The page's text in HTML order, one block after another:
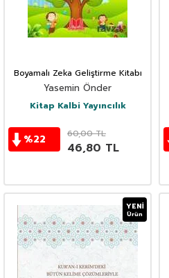
Boyamalı Zeka Geliştirme Kitabı
Yasemin Önder
Kitap Kalbi Yayıncılık
%22 60,00TL
46,80 TL
YENI
Ürün